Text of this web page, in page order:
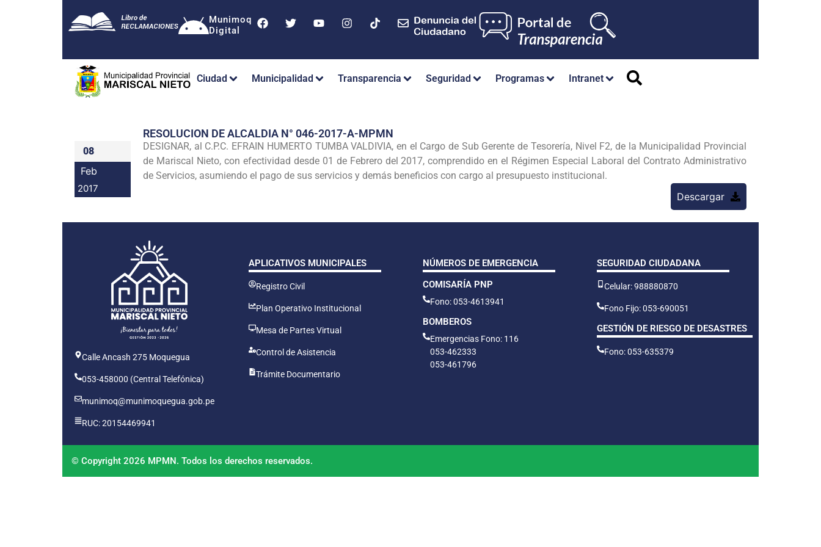
Munimoq
Digital
Ciudad Municipalidad Transparencia Seguridad Programas Intranet
08
Feb
2017
RESOLUCION DE ALCALDIA N° 046-2017-A-MPMN
DESIGNAR, al C.P.C. EFRAIN HUMERTO TUMBA VALDIVIA, en el Cargo de Sub Gerente de Tesorería, Nivel F2, de la Municipalidad Provincial
de Mariscal Nieto, con efectividad desde 01 de Febrero del 2017, comprendido en el Régimen Especial Laboral del Contrato Administrativo
de Servicios, asumiendo el pago de sus servicios y demás beneficios con cargo al presupuesto institucional.
Descargar
Calle Ancash 275 Moquegua
053-458000 (Central Telefónica)
munimoq@munimoquegua.gob.pe
RUC: 20154469941
APLICATIVOS MUNICIPALES
Registro Civil
Plan Operativo Institucional
Mesa de Partes Virtual
Control de Asistencia
Trámite Documentario
NÚMEROS DE EMERGENCIA
COMISARÍA PNP
Fono: 053-4613941
BOMBEROS
Emergencias Fono: 116
053-462333
053-461796
SEGURIDAD CIUDADANA
Celular: 988880870
Fono Fijo: 053-690051
GESTIÓN DE RIESGO DE DESASTRES
Fono: 053-635379
© Copyright 2026 MPMN. Todos los derechos reservados.